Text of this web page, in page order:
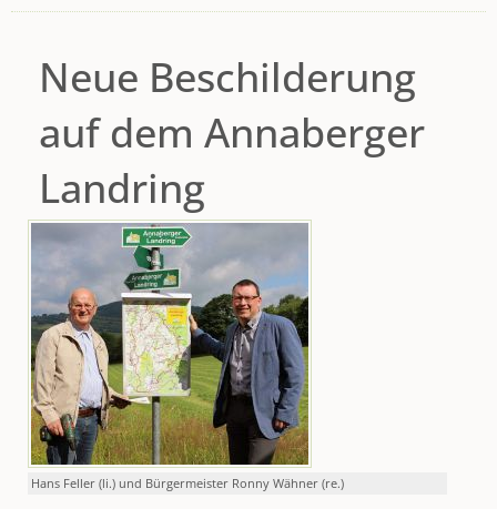
Neue Beschilderung
auf dem Annaberger
Landring
Hans Feller (li.) und Bürgermeister Ronny Wähner (re.)